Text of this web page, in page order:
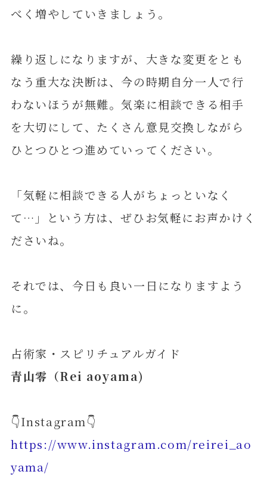
べく増やしていきましょう。
繰り返しになりますが、大きな変更をとも
なう重大な決断は、今の時期自分一人で行
わないほうが無難。気楽に相談できる相手
を大切にして、たくさん意見交換しながら
ひとつひとつ進めていってください。
「気軽に相談できる人がちょっといなく
て…」という方は、ぜひお気軽にお声かけく
ださいね。
それでは、今日も良い一日になりますよう
に。
占術家・スピリチュアルガイド
青山零（Rei aoyama)
👇Instagram👇
https://www.instagram.com/reirei_ao
yama/